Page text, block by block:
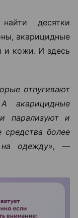
десятки
акарицидные
и кожи. И здесь
отпугивают
акарицидные
парализуют и
более
одежду», —